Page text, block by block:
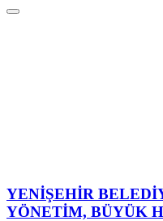
YENİŞEHİR
YÖNETİM, BÜYÜK